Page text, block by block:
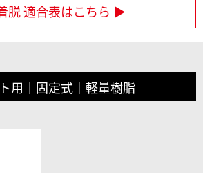
脱 適合表はこちら ▶︎
用｜固定式｜軽量樹脂